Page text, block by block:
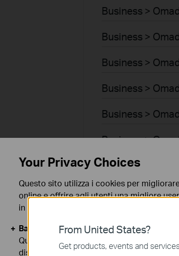
Business >
Business >
Business >
Business >
Business >
Business >
Business >
Business >
Business >
From United States?
Get products, events and
Your Privacy Choices
Questo sito utilizza i cookies per
online e offrire agli utenti una migliore
in qualunque momento. Per maggiori
Basic Cookies
Questi cookies sono necessari per il
disattivati nel tuo sistema.